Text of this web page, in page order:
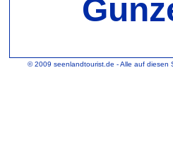
© 2009 seenlandtourist.de - Alle auf diesen